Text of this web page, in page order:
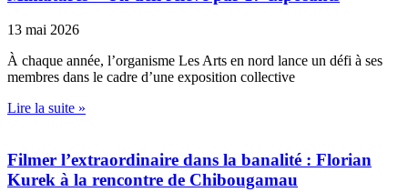
13 mai 2026
À chaque année, l’organisme Les Arts en nord lance un défi à ses
membres dans le cadre d’une exposition collective
Lire la suite »
Filmer l’extraordinaire dans la banalité : Florian
Kurek à la rencontre de Chibougamau